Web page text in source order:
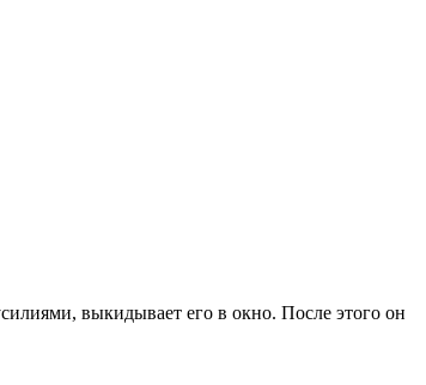
выкидывает его в окно. После этого он